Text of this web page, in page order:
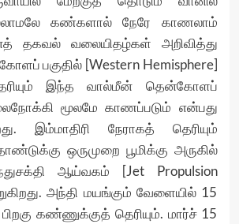
கண்களால் நேரே காணலாம்
தகவல் வலையிதழ்கள் அறிவித்து
பகுதில் [Western Hemisphere]
இந்த வால்மீன் தென்கோளப்
மூலமே காணப்படும் என்பது
இம்மாதிரி நேராகத் தெரியும்
ஒருமுறை பூமிக்கு அருகில்
ஆய்வகம் [Jet Propulsion
அந்தி மயங்கும் வேளையில் 15
பிறகு கண்ணுக்குத் தெரியும். மார்ச் 15